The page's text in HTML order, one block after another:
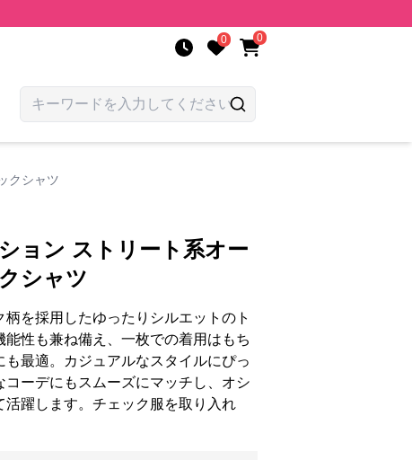
0 0
クシャツ
ョン ストリート系オー
シャツ
柄を採用したゆったりシルエットのト
性も兼ね備え、一枚での着用はもち
最適。カジュアルなスタイルにぴっ
ーデにもスムーズにマッチし、オシ
活躍します。チェック服を取り入れ